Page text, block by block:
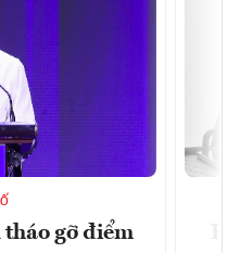
tháo gỡ điểm